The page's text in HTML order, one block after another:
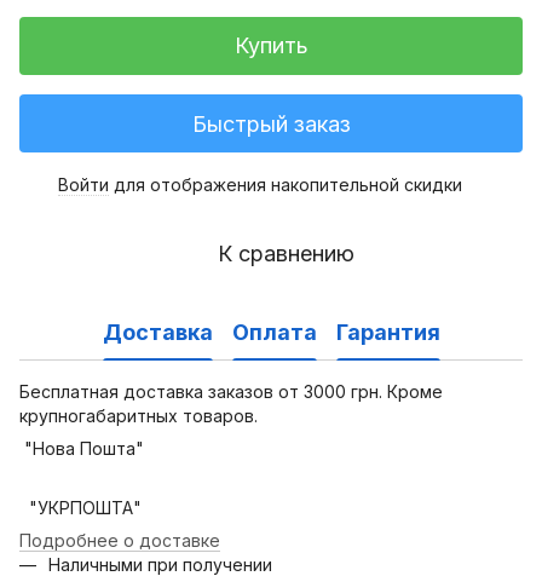
Купить
Быстрый заказ
Войти для отображения накопительной скидки
К сравнению
Доставка Оплата Гарантия
Бесплатная доставка заказов от 3000 грн. Кроме
крупногабаритных товаров.
"Нова Пошта"
"УКРПОШТА"
Подробнее о доставке
Наличными при получении